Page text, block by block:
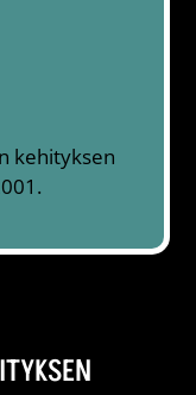
kehityksen